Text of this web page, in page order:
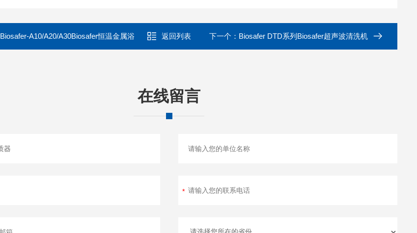
Biosafer-A10/A20/A30Biosafer恒温金属浴 返回列表 下一个： Biosafer DTD系列Biosafer超声波清洗机
在线留言